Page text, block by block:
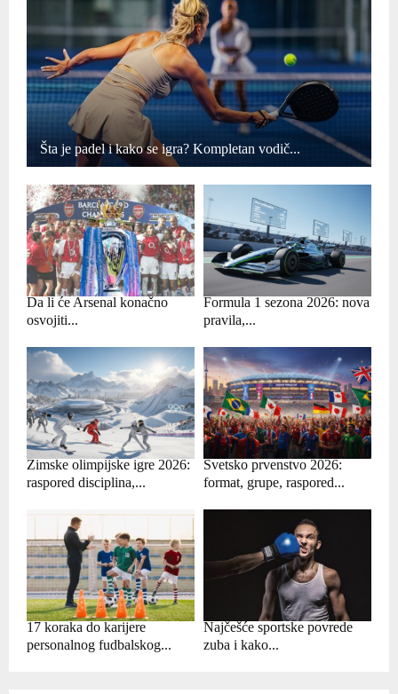
Šta je padel i kako se igra? Kompletan vodič...
Da li će Arsenal konačno
osvojiti...
Formula 1 sezona 2026: nova
pravila,...
Zimske olimpijske igre 2026:
raspored disciplina,...
Svetsko prvenstvo 2026:
format, grupe, raspored...
17 koraka do karijere
personalnog fudbalskog...
Najčešće sportske povrede
zuba i kako...